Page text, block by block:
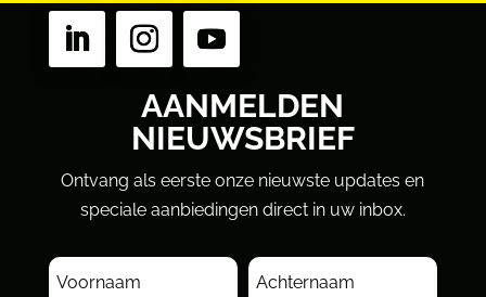
AANMELDEN
NIEUWSBRIEF
Ontvang als eerste onze nieuwste updates en
speciale aanbiedingen direct in uw inbox.